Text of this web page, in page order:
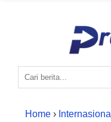
Home › Internasional